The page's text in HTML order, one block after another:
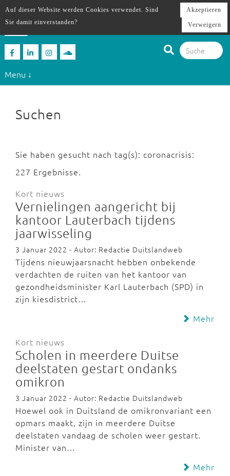
Menu ↓
Suchen
Sie haben gesucht nach tag(s): coronacrisis:
227 Ergebnisse.
Kort nieuws
Vernielingen aangericht bij
kantoor Lauterbach tijdens
jaarwisseling
3 Januar 2022 - Autor: Redactie Duitslandweb
Tijdens nieuwjaarsnacht hebben onbekende
verdachten de ruiten van het kantoor van
gezondheidsminister Karl Lauterbach (SPD) in
zijn kiesdistrict…
Mehr
Kort nieuws
Scholen in meerdere Duitse
deelstaten gestart ondanks
omikron
3 Januar 2022 - Autor: Redactie Duitslandweb
Hoewel ook in Duitsland de omikronvariant een
opmars maakt, zijn in meerdere Duitse
deelstaten vandaag de scholen weer gestart.
Minister van…
Mehr
Auf dieser Website werden Cookies verwendet. Sind
Sie damit einverstanden?
Akzeptieren
Verweigern